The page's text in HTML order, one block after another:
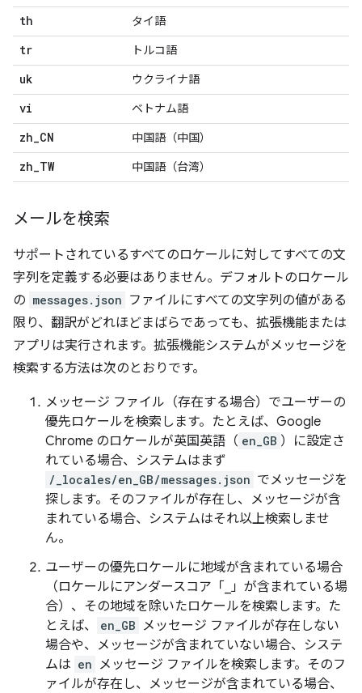
th タイ語
tr トルコ語
uk ウクライナ語
vi ベトナム語
zh CN 中国語（中国）
zh TW 中国語（台湾）
メールを検索
サポートされているすべてのロケールに対してすべての文
字列を定義する必要はありません。デフォルトのロケール
の messages.json ファイルにすべての文字列の値がある
限り、翻訳がどれほどまばらであっても、拡張機能または
アプリは実行されます。拡張機能システムがメッセージを
検索する方法は次のとおりです。
メッセージ ファイル（存在する場合）でユーザーの
優先ロケールを検索します。たとえば、Google
Chrome のロケールが英国英語（ en_GB ）に設定さ
れている場合、システムはまず
/_locales/en_GB/messages.json でメッセージを
探します。そのファイルが存在し、メッセージが含
まれている場合、システムはそれ以上検索しませ
ん。
ユーザーの優先ロケールに地域が含まれている場合
（ロケールにアンダースコア「_」が含まれている場
合）、その地域を除いたロケールを検索します。た
とえば、
en_GB メッセージ ファイルが存在しない
場合や、メッセージが含まれていない場合、システ
ムは en メッセージ ファイルを検索します。そのフ
ァイルが存在し、メッセージが含まれている場合、